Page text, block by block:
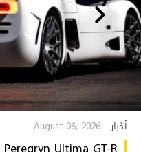
أخبار August 06, 2026